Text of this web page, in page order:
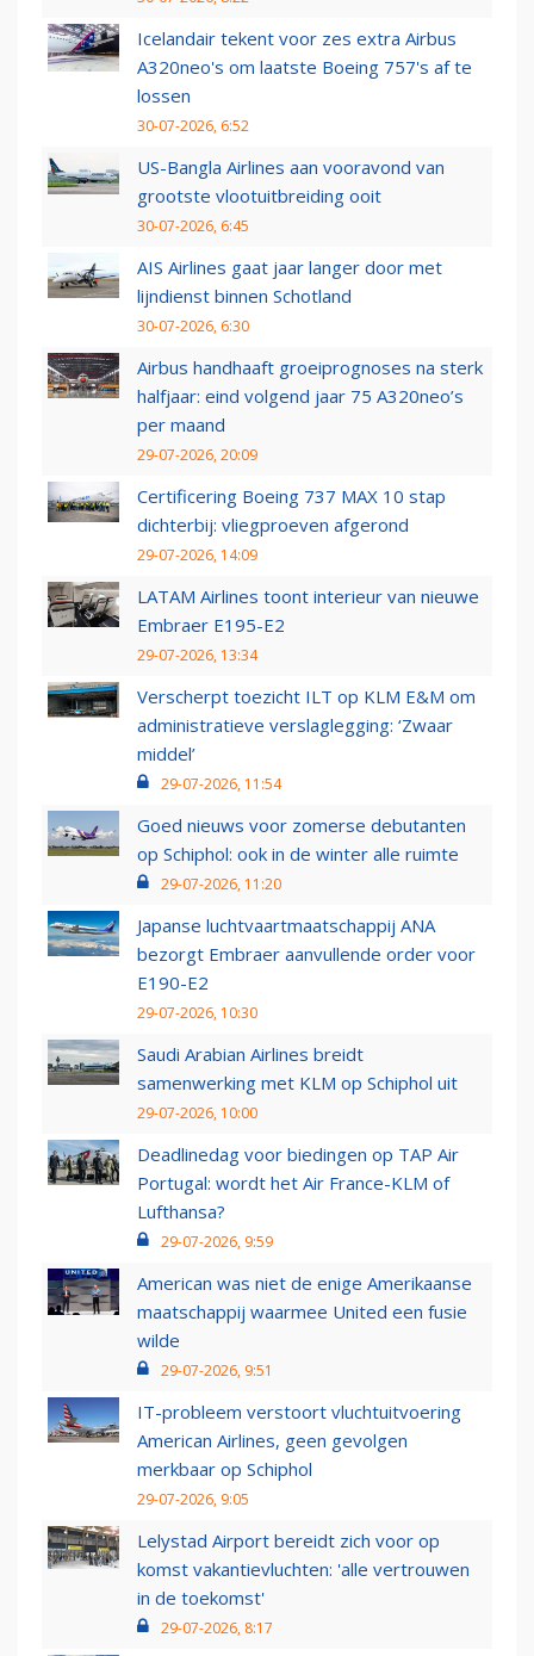
Icelandair tekent voor zes extra Airbus
A320neo's om laatste Boeing 757's af te
lossen
30-07-2026, 6:52
US-Bangla Airlines aan vooravond van
grootste vlootuitbreiding ooit
30-07-2026, 6:45
AIS Airlines gaat jaar langer door met
lijndienst binnen Schotland
30-07-2026, 6:30
Airbus handhaaft groeiprognoses na sterk
halfjaar: eind volgend jaar 75 A320neo’s
per maand
29-07-2026, 20:09
Certificering Boeing 737 MAX 10 stap
dichterbij: vliegproeven afgerond
29-07-2026, 14:09
LATAM Airlines toont interieur van nieuwe
Embraer E195-E2
29-07-2026, 13:34
Verscherpt toezicht ILT op KLM E&M om
administratieve verslaglegging: ‘Zwaar
middel’
29-07-2026, 11:54
Goed nieuws voor zomerse debutanten
op Schiphol: ook in de winter alle ruimte
29-07-2026, 11:20
Japanse luchtvaartmaatschappij ANA
bezorgt Embraer aanvullende order voor
E190-E2
29-07-2026, 10:30
Saudi Arabian Airlines breidt
samenwerking met KLM op Schiphol uit
29-07-2026, 10:00
Deadlinedag voor biedingen op TAP Air
Portugal: wordt het Air France-KLM of
Lufthansa?
29-07-2026, 9:59
American was niet de enige Amerikaanse
maatschappij waarmee United een fusie
wilde
29-07-2026, 9:51
IT-probleem verstoort vluchtuitvoering
American Airlines, geen gevolgen
merkbaar op Schiphol
29-07-2026, 9:05
Lelystad Airport bereidt zich voor op
komst vakantievluchten: 'alle vertrouwen
in de toekomst'
29-07-2026, 8:17